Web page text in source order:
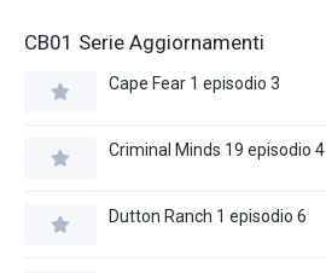
CB01 Serie Aggiornamenti
Cape Fear 1 episodio 3
Criminal Minds 19 episodio 4
Dutton Ranch 1 episodio 6